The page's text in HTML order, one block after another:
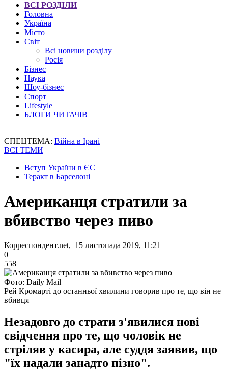
ВСІ РОЗДІЛИ
Головна
Україна
Місто
Світ
Всі новини розділу
Росія
Бізнес
Наука
Шоу-бізнес
Спорт
Lifestyle
БЛОГИ ЧИТАЧІВ
СПЕЦТЕМА: Війна в Ірані
ВСІ ТЕМИ
Вступ України в ЄС
Теракт в Барселоні
Американця стратили за
вбивство через пиво
Корреспондент.net, 15 листопада 2019, 11:21
0
558
Фото: Daily Mail
Рей Кромарті до останньої хвилини говорив про те, що він не
вбивця
Незадовго до страти з'явилися нові
свідчення про те, що чоловік не
стріляв у касира, але суддя заявив, що
"їх надали занадто пізно".